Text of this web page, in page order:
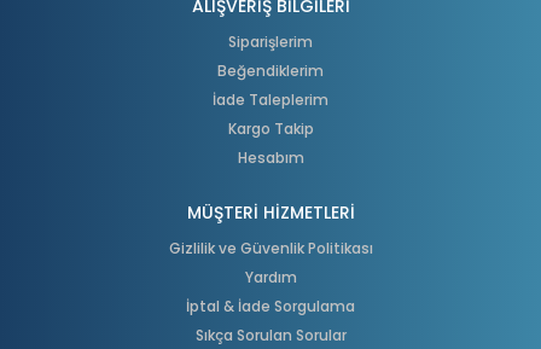
ALIŞVERİŞ BİLGİLERİ
Siparişlerim
Beğendiklerim
İade Taleplerim
Kargo Takip
Hesabım
MÜŞTERİ HİZMETLERİ
Gizlilik ve Güvenlik Politikası
Yardım
İptal & İade Sorgulama
Sıkça Sorulan Sorular